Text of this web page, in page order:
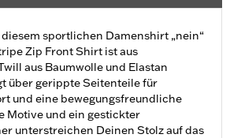
sportlichen Damenshirt „nein“
Zip Front Shirt ist aus
aus Baumwolle und Elastan
über gerippte Seitenteile für
und eine bewegungsfreundliche
Motive und ein gestickter
unterstreichen Deinen Stolz auf das